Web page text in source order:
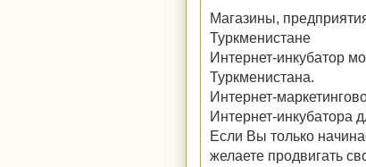
Магазины,
Туркменистане
Интернет-инкубатор
Туркменистана.
Интернет-
Интернет-инкубатора
Если Вы только
желаете продвигать